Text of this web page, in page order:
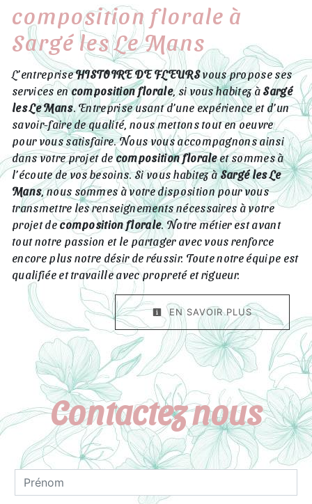
composition florale à
Sargé les Le Mans
L’entrepriseHISTOIRE DE FLEURSvous propose ses
services encomposition florale, si vous habitez à Sargé
les Le Mans. Entreprise usant d’une expérience et d’un
savoir-faire de qualité, nous mettons tout en oeuvre
pour vous satisfaire. Nous vous accompagnons ainsi
dans votre projet decomposition floraleet sommes à
l’écoute de vos besoins. Si vous habitez àSargé les Le
Mans, nous sommes à votre disposition pour vous
transmettre les renseignements nécessaires à votre
projet decomposition florale. Notre métier est avant
tout notre passion et le partager avec vous renforce
encore plus notre désir de réussir. Toute notre équipe est
qualifiée et travaille avec propreté et rigueur.
EN SAVOIR PLUS
Contactez nous